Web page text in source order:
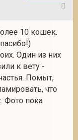
10 кошек.
Один из них
к вету -
Помыт,
что
Фото пока